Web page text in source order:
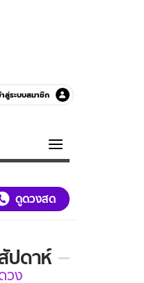
าสู่ระบบสมาชิก
วดูดวงสด
ปดาห์
วง